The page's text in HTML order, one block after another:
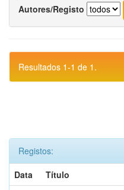
Autores/Registo
Resultados 1-1 de 1.
Registos:
Data
Título